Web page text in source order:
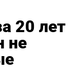
20 лет
не